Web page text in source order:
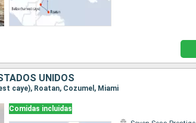
UNIDOS
caye), Roatan, Cozumel, Miami
Comidas incluidas